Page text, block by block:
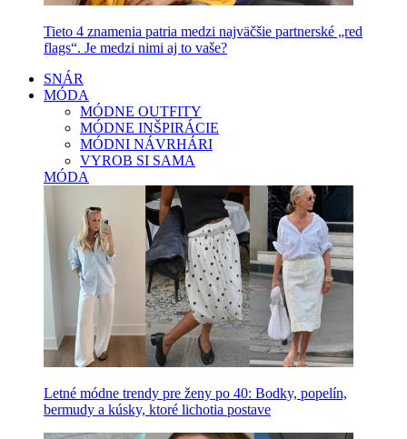
Tieto 4 znamenia patria medzi najväčšie partnerské „red
flags“. Je medzi nimi aj to vaše?
SNÁR
MÓDA
MÓDNE OUTFITY
MÓDNE INŠPIRÁCIE
MÓDNI NÁVRHÁRI
VYROB SI SAMA
MÓDA
Letné módne trendy pre ženy po 40: Bodky, popelín,
bermudy a kúsky, ktoré lichotia postave